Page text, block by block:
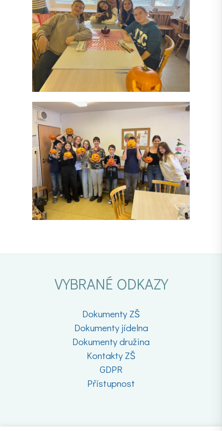
VYBRANÉ ODKAZY
Dokumenty ZŠ
Dokumenty jídelna
Dokumenty družina
Kontakty ZŠ
GDPR
Přístupnost